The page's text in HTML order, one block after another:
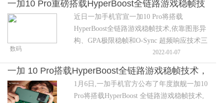
出的哈苏影像2.0和领先行业一代的LTPO2.0
屏幕,采用芯片级游戏技术HyperBoost全链路
游戏稳帧技术。
一加10 Pro重磅搭载HyperBoost全链路游戏稳帧技
术，更有哈苏影像2.0近日一加手机官宣一加10 Pro将搭载
HyperBoost全链路游戏稳帧技术,依靠图形异
构、GPA极限稳帧和O-Sync 超频响应技术三
大核心技术帮助玩家们破解“慢卡顿”的老大
难问题,开启手游体验新拐点。
数码 2022-01-07
一加 10 Pro搭载HyperBoost全链路游戏稳帧技术，
开启手游体验新拐点1月6日,一加手机官方公布了年度旗舰一加10
Pro将搭载HyperBoost 全链路游戏稳帧技术,